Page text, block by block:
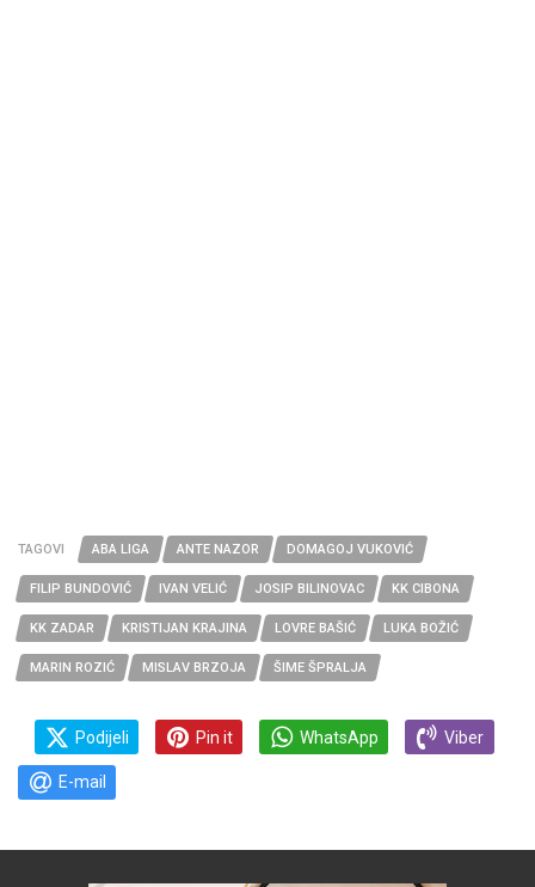
TAGOVI ABA LIGA ANTE NAZOR DOMAGOJ VUKOVIĆ
FILIP BUNDOVIĆ IVAN VELIĆ JOSIP BILINOVAC KK CIBONA
KK ZADAR KRISTIJAN KRAJINA LOVRE BAŠIĆ LUKA BOŽIĆ
MARIN ROZIĆ MISLAV BRZOJA ŠIME ŠPRALJA
Podijeli Pin it WhatsApp Viber
E-mail